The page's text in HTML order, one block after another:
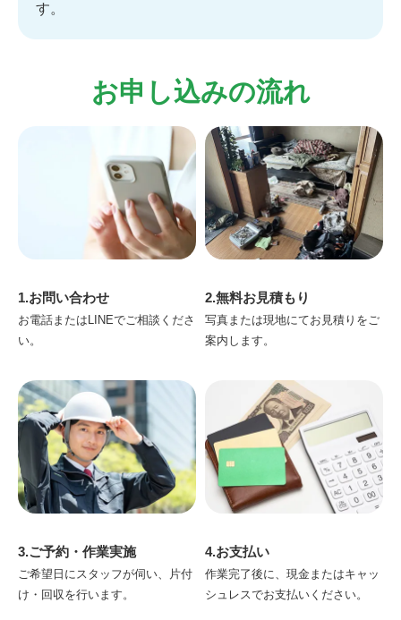
す。
お申し込みの流れ
1.お問い合わせ
お電話またはLINEでご相談くださ
い。
2.無料お見積もり
写真または現地にてお見積りをご
案内します。
3.ご予約・作業実施
ご希望日にスタッフが伺い、片付
け・回収を行います。
4.お支払い
作業完了後に、現金またはキャッ
シュレスでお支払いください。